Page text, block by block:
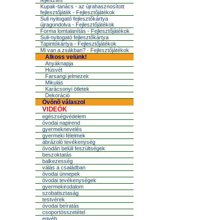
Kupak-tanács - az újrahasznosított
fejlesztőjáték - Fejlesztőjátékok
Suli nyitogató fejlesztőkártya
újragondolva - Fejlesztőjátékok
Forma lomtalanítás - Fejlesztőjátékok
Suli-nyitogató fejlesztőkártya
Tapintókártya - Fejlesztőjátékok
Mi van a zsákban? - Fejlesztőjátékok
Alkoss velünk!
Anyáknapja
Húsvét
Farsangi jelmezek
Mikulás
Karácsonyi ötletek
Dekoráció
Óvónõ válaszol
VIDEÓK
egészségvédelem
óvodai napirend
gyermeknevelés
gyermeki félelmek
ábrázoló tevékenység
óvodán belüli feszültségek
beszoktatás
balkezesség
válás a családban
óvodai ünnepek
óvodai tevékenységek
gyermekirodalom
szobatisztaság
testvérek
óvodai beíratás
csoportösszetétel
egyéb